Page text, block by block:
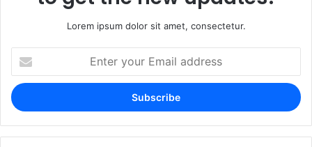
Lorem ipsum dolor sit amet, consectetur.